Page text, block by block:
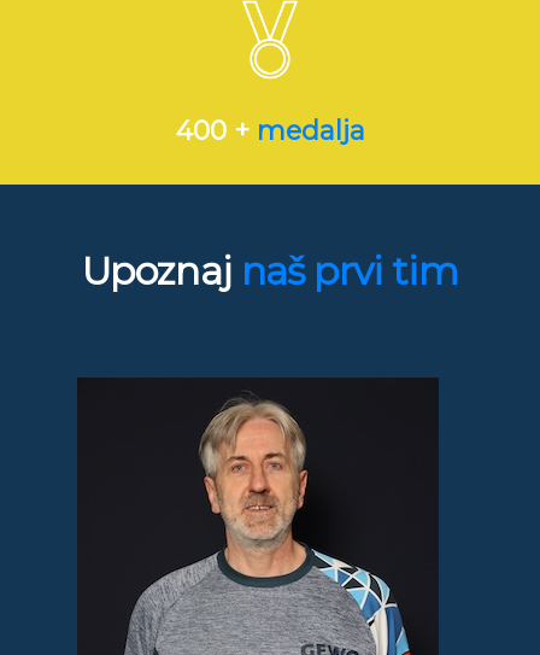
400 + medalja
Upoznaj naš prvi tim